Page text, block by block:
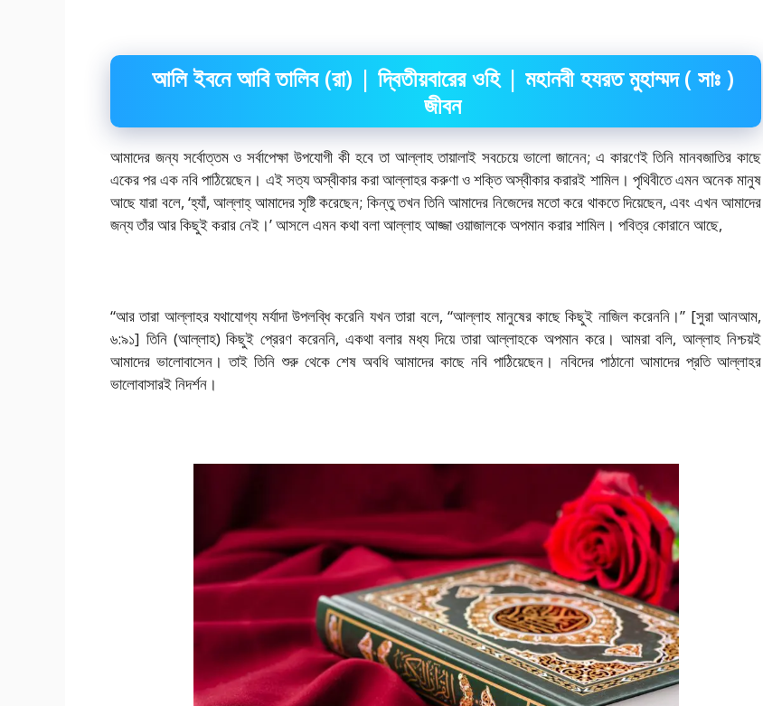
আলি ইবনে আবি তালিব (রা) | দ্বিতীয়বারের ওহি | মহানবী হযরত মুহাম্মদ ( সাঃ )
জীবন
আমাদের জন্য সর্বোত্তম ও সর্বাপেক্ষা উপযোগী কী হবে তা আল্লাহ তায়ালাই সবচেয়ে ভালো জানেন; এ কারণেই তিনি মানবজাতির কাছে
একের পর এক নবি পাঠিয়েছেন। এই সত্য অস্বীকার করা আল্লাহর করুণা ও শক্তি অস্বীকার করারই শামিল। পৃথিবীতে এমন অনেক মানুষ
আছে যারা বলে, ‘হ্যাঁ, আল্লাহ্ আমাদের সৃষ্টি করেছেন; কিন্তু তখন তিনি আমাদের নিজেদের মতো করে থাকতে দিয়েছেন, এবং এখন আমাদের
জন্য তাঁর আর কিছুই করার নেই।’ আসলে এমন কথা বলা আল্লাহ আজ্জা ওয়াজালকে অপমান করার শামিল। পবিত্র কোরানে আছে,
“আর তারা আল্লাহর যথাযোগ্য মর্যাদা উপলব্ধি করেনি যখন তারা বলে, “আল্লাহ মানুষের কাছে কিছুই নাজিল করেননি।” [সুরা আনআম,
৬:৯১] তিনি (আল্লাহ) কিছুই প্রেরণ করেননি, একথা বলার মধ্য দিয়ে তারা আল্লাহকে অপমান করে। আমরা বলি, আল্লাহ নিশ্চয়ই
আমাদের ভালোবাসেন। তাই তিনি শুরু থেকে শেষ অবধি আমাদের কাছে নবি পাঠিয়েছেন। নবিদের পাঠানো আমাদের প্রতি আল্লাহর
ভালোবাসারই নিদর্শন।